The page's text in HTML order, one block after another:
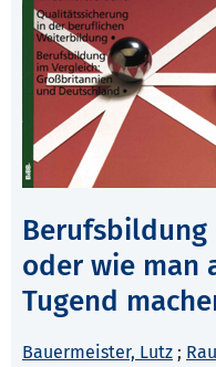
oder wie man
Tugend
Bauermeister, Lutz ;